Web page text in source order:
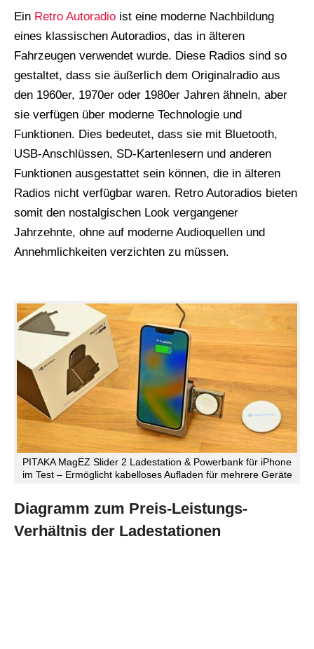
Ein Retro Autoradio ist eine moderne Nachbildung
eines klassischen Autoradios, das in älteren
Fahrzeugen verwendet wurde. Diese Radios sind so
gestaltet, dass sie äußerlich dem Originalradio aus
den 1960er, 1970er oder 1980er Jahren ähneln, aber
sie verfügen über moderne Technologie und
Funktionen. Dies bedeutet, dass sie mit Bluetooth,
USB-Anschlüssen, SD-Kartenlesern und anderen
Funktionen ausgestattet sein können, die in älteren
Radios nicht verfügbar waren. Retro Autoradios bieten
somit den nostalgischen Look vergangener
Jahrzehnte, ohne auf moderne Audioquellen und
Annehmlichkeiten verzichten zu müssen.
PITAKA MagEZ Slider 2 Ladestation & Powerbank für iPhone
im Test – Ermöglicht kabelloses Aufladen für mehrere Geräte
Diagramm zum Preis-Leistungs-
Verhältnis der Ladestationen